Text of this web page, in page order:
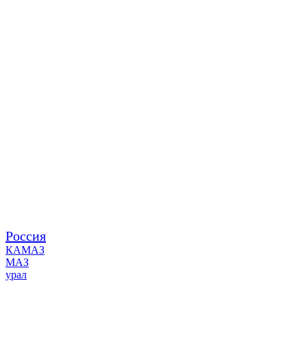
Россия
КАМАЗ
МАЗ
урал